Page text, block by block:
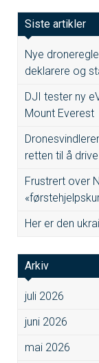
Siste artikler
Nye
deklarere og
DJI tester ny
Mount Everest
retten til å
Frustrert over
Her er den
Arkiv
juli 2026
juni 2026
mai 2026